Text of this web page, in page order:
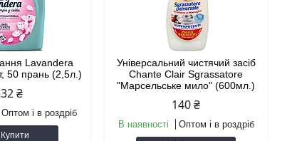
Lavandera
50 прань (2,5л.)
₴
Оптом і в роздріб
Купити
Універсальний чистячий засіб
Chante Clair Sgrassatore
"Марсельське мило" (600мл.)
140 ₴
В наявності Оптом і в роздріб